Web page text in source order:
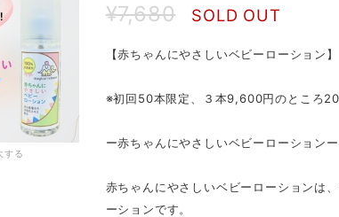
する
¥7,680 SOLD OUT
【赤ちゃんにやさしいベビーローション】
※初回50本限定、３本9,600円のところ
ー赤ちゃんにやさしいベビーローションー
赤ちゃんにやさしいベビーローションは
ーションです。